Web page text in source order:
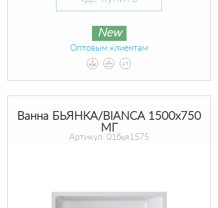
New
Оптовым клиентам
Ванна БЬЯНКА/BIANCA 1500х750
МГ
Артикул: 01бья1575